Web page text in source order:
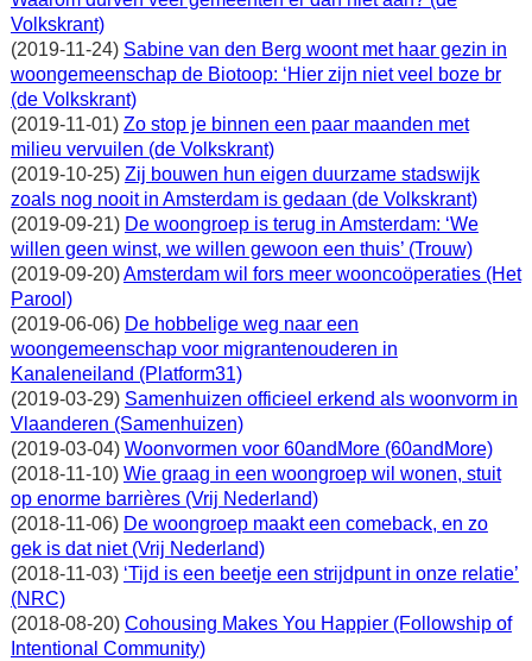
Volkskrant)
(2019-11-24) Sabine van den Berg woont met haar gezin in
woongemeenschap de Biotoop: ‘Hier zijn niet veel boze br
(de Volkskrant)
(2019-11-01) Zo stop je binnen een paar maanden met
milieu vervuilen (de Volkskrant)
(2019-10-25) Zij bouwen hun eigen duurzame stadswijk
zoals nog nooit in Amsterdam is gedaan (de Volkskrant)
(2019-09-21) De woongroep is terug in Amsterdam: ‘We
willen geen winst, we willen gewoon een thuis’ (Trouw)
(2019-09-20)Amsterdam wil fors meer wooncoöperaties (Het
Parool)
(2019-06-06) De hobbelige weg naar een
woongemeenschap voor migrantenouderen in
Kanaleneiland (Platform31)
(2019-03-29) Samenhuizen officieel erkend als woonvorm in
Vlaanderen (Samenhuizen)
(2019-03-04) Woonvormen voor 60andMore (60andMore)
(2018-11-10) Wie graag in een woongroep wil wonen, stuit
op enorme barrières (Vrij Nederland)
(2018-11-06) De woongroep maakt een comeback, en zo
gek is dat niet (Vrij Nederland)
(2018-11-03) ‘Tijd is een beetje een strijdpunt in onze relatie’
(NRC)
(2018-08-20) Cohousing Makes You Happier (Followship of
Intentional Community)